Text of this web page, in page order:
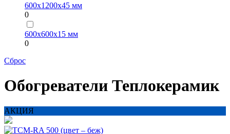
600х1200х45 мм
0
600х600х15 мм
0
Сброс
Обогреватели Теплокерамик
АКЦИЯ